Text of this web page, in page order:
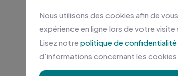
Nous utilisons des cookies afin de
expérience en ligne lors de votre visite
Lisez notre politique de confidentialité
d'informations concernant les cookies